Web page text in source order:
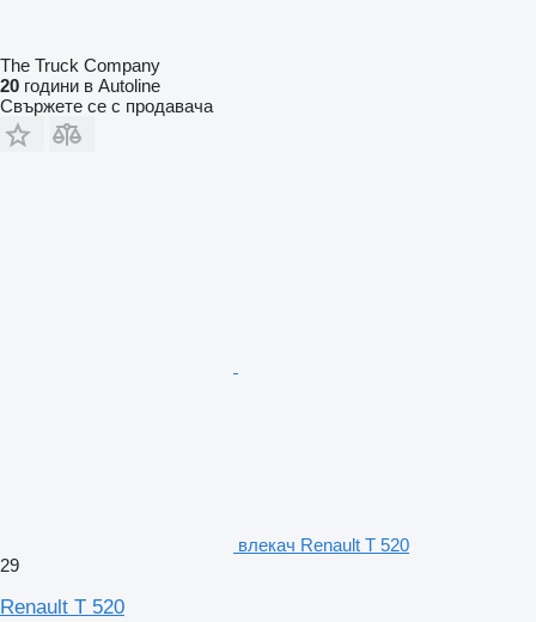
The Truck Company
20 години в Autoline
Свържете се с продавача
влекач Renault T 520
29
Renault T 520